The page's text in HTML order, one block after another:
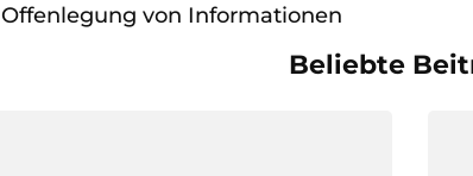
Offenlegung von Informationen
Beliebte